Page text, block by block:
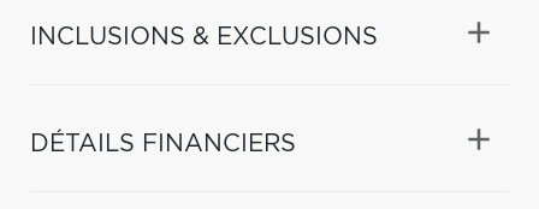
INCLUSIONS & EXCLUSIONS
DÉTAILS FINANCIERS